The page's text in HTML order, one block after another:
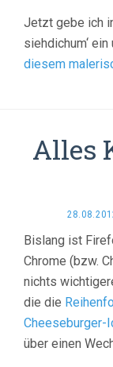
Jetzt gebe ich
siehdichum‘
diesem
Alles
Bislang ist
Chrome (bzw.
nichts
die die
Cheeseburger-
über einen